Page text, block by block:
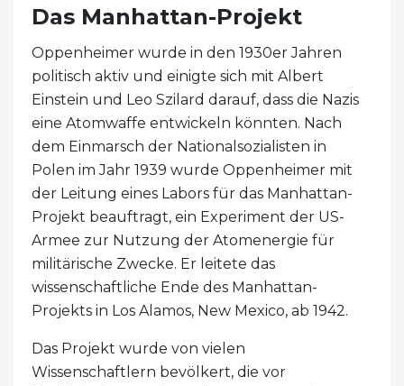
Das Manhattan-Projekt
Oppenheimer wurde in den 1930er Jahren
politisch aktiv und einigte sich mit Albert
Einstein und Leo Szilard darauf, dass die Nazis
eine Atomwaffe entwickeln könnten. Nach
dem Einmarsch der Nationalsozialisten in
Polen im Jahr 1939 wurde Oppenheimer mit
der Leitung eines Labors für das Manhattan-
Projekt beauftragt, ein Experiment der US-
Armee zur Nutzung der Atomenergie für
militärische Zwecke. Er leitete das
wissenschaftliche Ende des Manhattan-
Projekts in Los Alamos, New Mexico, ab 1942.
Das Projekt wurde von vielen
Wissenschaftlern bevölkert, die vor